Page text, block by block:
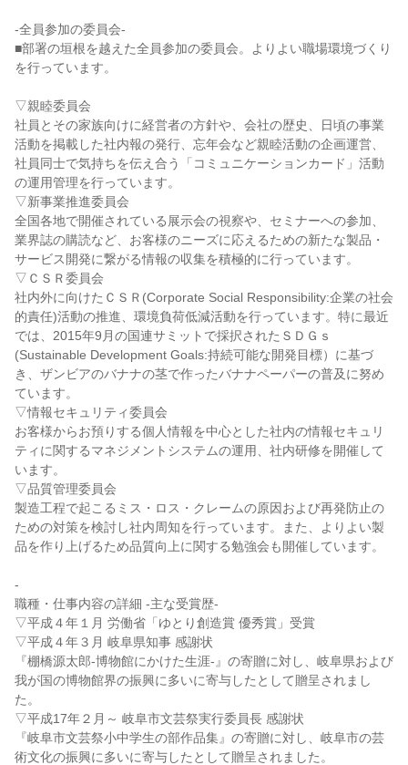
-全員参加の委員会-
■部署の垣根を越えた全員参加の委員会。よりよい職場環境づくり
を行っています。
▽親睦委員会
社員とその家族向けに経営者の方針や、会社の歴史、日頃の事業
活動を掲載した社内報の発行、忘年会など親睦活動の企画運営、
社員同士で気持ちを伝え合う「コミュニケーションカード」活動
の運用管理を行っています。
▽新事業推進委員会
全国各地で開催されている展示会の視察や、セミナーへの参加、
業界誌の購読など、お客様のニーズに応えるための新たな製品・
サービス開発に繋がる情報の収集を積極的に行っています。
▽ＣＳＲ委員会
社内外に向けたＣＳＲ(Corporate Social Responsibility:企業の社会
的責任)活動の推進、環境負荷低減活動を行っています。特に最近
では、2015年9月の国連サミットで採択されたＳＤＧｓ
(Sustainable Development Goals:持続可能な開発目標）に基づ
き、ザンビアのバナナの茎で作ったバナナペーパーの普及に努め
ています。
▽情報セキュリティ委員会
お客様からお預りする個人情報を中心とした社内の情報セキュリ
ティに関するマネジメントシステムの運用、社内研修を開催して
います。
▽品質管理委員会
製造工程で起こるミス・ロス・クレームの原因および再発防止の
ための対策を検討し社内周知を行っています。また、よりよい製
品を作り上げるため品質向上に関する勉強会も開催しています。
-
職種・仕事内容の詳細 -主な受賞歴-
▽平成４年１月 労働省「ゆとり創造賞 優秀賞」受賞
▽平成４年３月 岐阜県知事 感謝状
『棚橋源太郎-博物館にかけた生涯-』の寄贈に対し、岐阜県および
我が国の博物館界の振興に多いに寄与したとして贈呈されまし
た。
▽平成17年２月～ 岐阜市文芸祭実行委員長 感謝状
『岐阜市文芸祭小中学生の部作品集』の寄贈に対し、岐阜市の芸
術文化の振興に多いに寄与したとして贈呈されました。